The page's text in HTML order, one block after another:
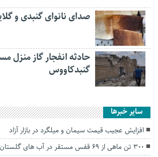
صدای نانوای گنبدی و
حادثه انفجار گاز منزل
گنبدکاووس
سایر خبرها
افزایش عجیب قیمت سیمان و میلگرد در بازار آزاد
۳۰۰ تن ماهی از ۶۹ قفس مستقر در آب های گلستان برداشت می شود